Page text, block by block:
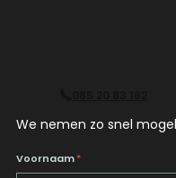
We nemen zo snel
Voornaam*